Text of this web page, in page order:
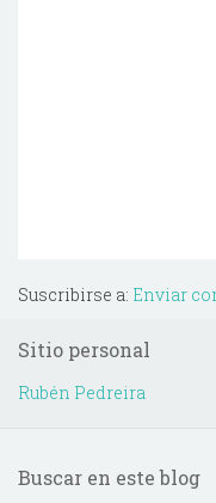
Suscribirse a: Enviar
Sitio personal
Rubén Pedreira
Buscar en este blog